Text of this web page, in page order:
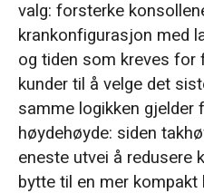
valg: forsterke
krankonfigurasjon med
og tiden som kreves
kunder til å velge det
samme logikken gjelder
høydehøyde: siden
eneste utvei å redusere
bytte til en mer